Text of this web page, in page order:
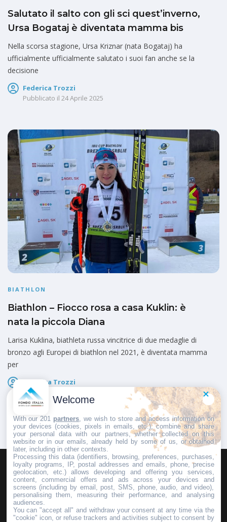
Salutato il salto con gli sci quest’inverno,
Ursa Bogataj è diventata mamma bis
Nella scorsa stagione, Ursa Kriznar (nata Bogataj) ha
ufficialmente ufficialmente salutato i suoi fan anche se la
decisione
Federica Trozzi
Pubblicato il 24 Aprile 2025
BIATHLON
Biathlon – Fiocco rosa a casa Kuklin: è
nata la piccola Diana
Larisa Kuklina, biathleta russa vincitrice di due medaglie di
bronzo agli Europei di biathlon nel 2021, è diventata mamma
per
Federica Trozzi
Pubblicato il
HOMEPAGEREDAZIONEINVIA UN COMUNICATO STAMPA
PUBBLICITÀSCRIVI AL DIRETTORE
Welcome
With our 201 partners , we wish to store and access information on
your devices (cookies, pixels in emails, etc.), combine and share
your personal data with our partners, whether collected on this
website or in our emails, already held by some of us, or obtained
later, including in other contexts.
Processing this data (identifiers, browsing, preferences, purchases,
loyalty programs, IP, postal addresses and emails, phone, precise
geolocation, etc.) allows developing and offering you services,
content, commercial offers and ads across your devices and
screens (including by email, post, SMS, phone, audio, and video),
personalising them, measuring their performance, and analysing
audiences.
You can "accept all" and withdraw your consent at any time via the
"cookie" icon, or refuse trackers and activities subject to consent by